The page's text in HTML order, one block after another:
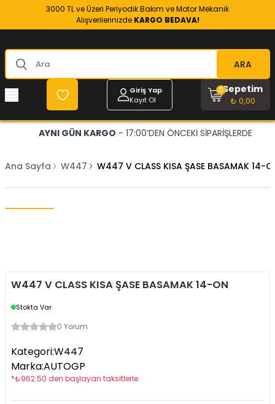
3000 TL ve Üzeri Periyodik Bakım ve Motor Mekanik
Alışverilerinizde KARGO BEDAVA!
ARA
Giriş Yap
Kayıt Ol
Sepetim
₺ 0,00
0
AYNI GÜN KARGO - 17:00’DEN ÖNCEKİ SİPARİŞLERDE
Ana Sayfa W447 W447 V CLASS KISA ŞASE BASAMAK 14-
W447 V CLASS KISA ŞASE BASAMAK 14-ON
Stokta Var
0 Yorum
Kategori:W447
Marka:AUTOGP
*₺962.50 den başlayan taksitlerle